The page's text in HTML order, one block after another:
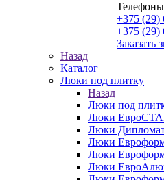
Телефоны
+375 (29)
+375 (29)
Заказать
Назад
Каталог
Люки под плитку
Назад
Люки под
Люки
Люки
Люки
Люки
Люки